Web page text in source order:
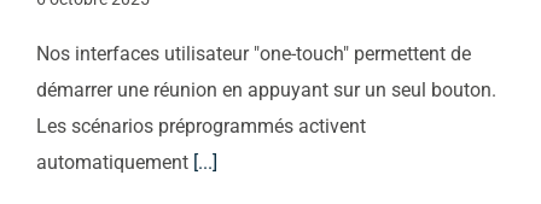
Nos interfaces utilisateur "one-touch" permettent de
démarrer une réunion en appuyant sur un seul bouton.
Les scénarios préprogrammés activent
automatiquement [...]